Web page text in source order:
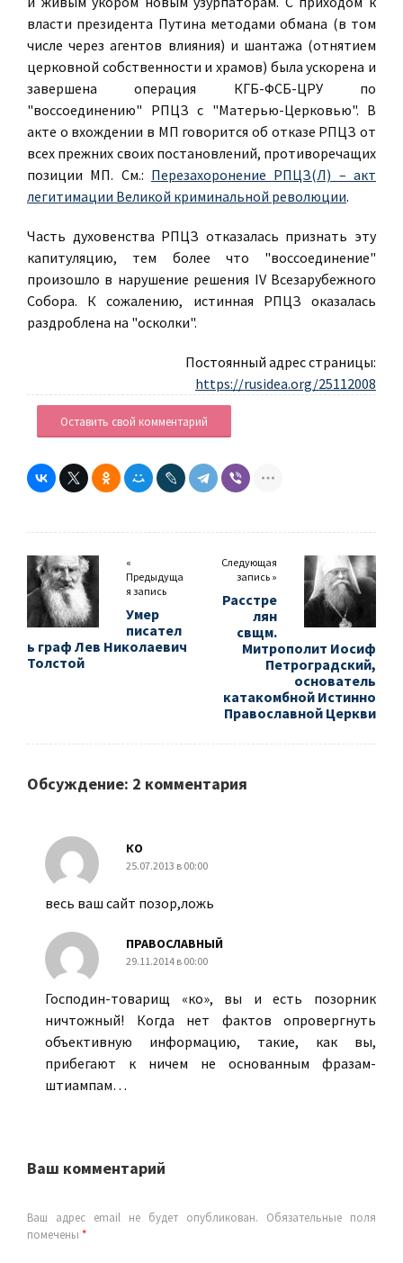
власти президента Путина методами обмана (в том
числе через агентов влияния) и шантажа (отнятием
церковной собственности и храмов) была ускорена и
завершена операция КГБ-ФСБ-ЦРУ по
"воссоединению" РПЦЗ с "Матерью-Церковью". В
акте о вхождении в МП говорится об отказе РПЦЗ от
всех прежних своих постановлений, противоречащих
позиции МП. См.: Перезахоронение РПЦЗ(Л) – акт
легитимации Великой криминальной революции.
Часть духовенства РПЦЗ отказалась признать эту
капитуляцию, тем более что "воссоединение"
произошло в нарушение решения IV Всезарубежного
Собора. К сожалению, истинная РПЦЗ оказалась
раздроблена на "осколки".
Постоянный адрес страницы:
https://rusidea.org/25112008
Оставить свой комментарий
«
Предыдуща
я запись
Умер
писател
ь граф Лев Николаевич
Толстой
Следующая
запись »
Расстре
лян
свщм.
Митрополит Иосиф
Петроградский,
основатель
катакомбной Истинно
Православной Церкви
Обсуждение: 2 комментария
КО
25.07.2013 в 00:00
весь ваш сайт позор,ложь
ПРАВОСЛАВНЫЙ
29.11.2014 в 00:00
Господин-товарищ «ко», вы и есть позорник
ничтожный! Когда нет фактов опровергнуть
объективную информацию, такие, как вы,
прибегают к ничем не основанным фразам-
штиампам…
Ваш комментарий
Ваш адрес email не будет опубликован.
Обязательные поля
помечены *